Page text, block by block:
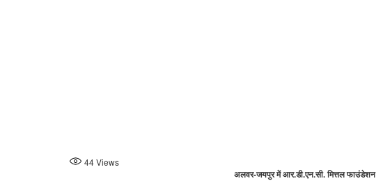
44Views
अलवर-जयपुर में आर.डी.एन.सी. मित्तल फाउंडेशन